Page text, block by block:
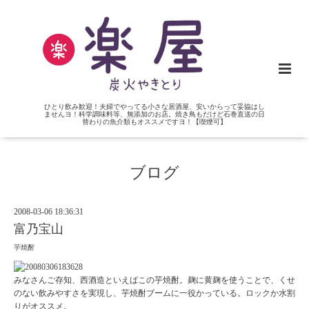
ひとり飲み歓迎！夫婦でやってる小さな居酒屋、安いからって妥協はし
ませんヨ！科学調味料等、無添加のお店。焼き鳥もだけど石巻直送の日
替わりの魚介類もオススメですヨ！【喫煙可】
ブログ
2008-03-06 18:36:31
富乃宝山
芋焼酎
みなさんご存知、西酒造といえばこの芋焼酎。麹に黄麹を使うことで、くせ
のない飲みやすさを実現し、芋焼酎ブームに一役かっている。ロックか水割
りがオススメ。